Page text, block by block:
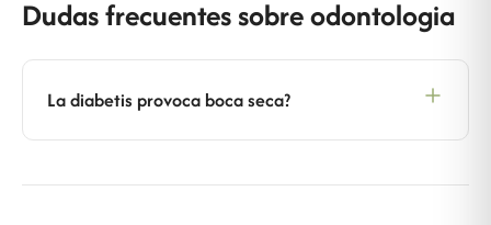
Dudas frecuentes sobre odontologia
La diabetis provoca boca seca?